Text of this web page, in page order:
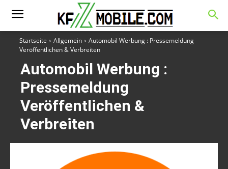
Startseite Allgemein
Automobil Werbung : Pressemeldung
Veröffentlichen & Verbreiten
Automobil Werbung :
Pressemeldung
Veröffentlichen &
Verbreiten